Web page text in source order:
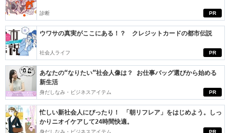
PR
診断
PR
ウワサの真実がここにある！？ クレジットカードの都市伝説
社会人ライフ
PR
あなたの“なりたい”社会人像は？ お仕事バッグ選びから始める
新生活
身だしなみ・ビジネスアイテム
忙しい新社会人にぴったり！ 「朝リフレア」をはじめよう。しっ
かりニオイケアして24時間快適。